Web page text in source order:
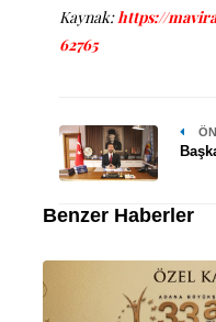
Kaynak:https://
62765
Benzer Haberler